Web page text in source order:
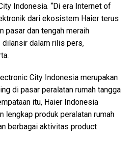
Indonesia. “Di era Internet of
dari ekosistem Haier terus
pasar dan tengah meraih
dilansir dalam rilis pers,
City Indonesia merupakan
di pasar peralatan rumah tangga
itu, Haier Indonesia
lengkap produk peralatan rumah
berbagai aktivitas product